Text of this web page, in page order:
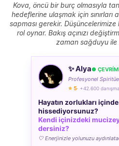
Kova, öncü bir burç olmasıyla
hedeflerine ulaşmak için sınırları
sapması gerekir.
rol oynar. Bakış açınızı
zaman sağduyu ile
✨ Alya●
Profesyonel
⭐ 5· +42.600
Hayatın zorlukları
hissediyorsunuz?
Kendi içinizdeki
dersiniz?
🤍 Enerjinizle yolunuzu